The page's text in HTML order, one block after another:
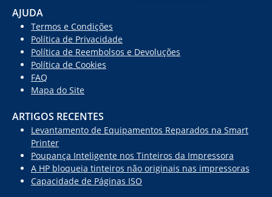
AJUDA
Termos e Condições
Política de Privacidade
Política de Reembolsos e Devoluções
Política de Cookies
FAQ
Mapa do Site
ARTIGOS RECENTES
Levantamento de Equipamentos Reparados na Smart
Printer
Poupança Inteligente nos Tinteiros da Impressora
A HP bloqueia tinteiros não originais nas impressoras
Capacidade de Páginas ISO